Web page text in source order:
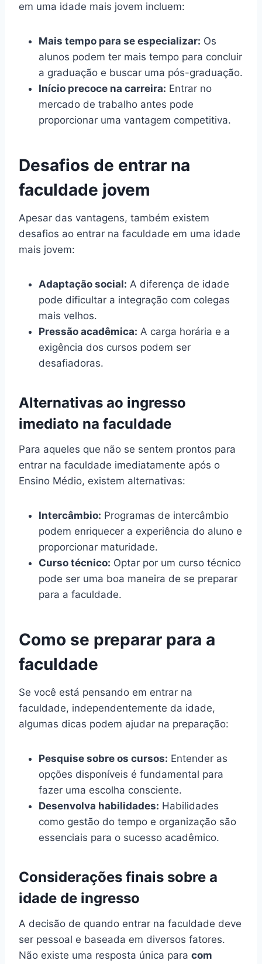
em uma idade mais jovem incluem:
Mais tempo para se especializar: Os
alunos podem ter mais tempo para concluir
a graduação e buscar uma pós-graduação.
Início precoce na carreira: Entrar no
mercado de trabalho antes pode
proporcionar uma vantagem competitiva.
Desafios de entrar na
faculdade jovem
Apesar das vantagens, também existem
desafios ao entrar na faculdade em uma idade
mais jovem:
Adaptação social: A diferença de idade
pode dificultar a integração com colegas
mais velhos.
Pressão acadêmica: A carga horária e a
exigência dos cursos podem ser
desafiadoras.
Alternativas ao ingresso
imediato na faculdade
Para aqueles que não se sentem prontos para
entrar na faculdade imediatamente após o
Ensino Médio, existem alternativas:
Intercâmbio: Programas de intercâmbio
podem enriquecer a experiência do aluno e
proporcionar maturidade.
Curso técnico: Optar por um curso técnico
pode ser uma boa maneira de se preparar
para a faculdade.
Como se preparar para a
faculdade
Se você está pensando em entrar na
faculdade, independentemente da idade,
algumas dicas podem ajudar na preparação:
Pesquise sobre os cursos: Entender as
opções disponíveis é fundamental para
fazer uma escolha consciente.
Desenvolva habilidades: Habilidades
como gestão do tempo e organização são
essenciais para o sucesso acadêmico.
Considerações finais sobre a
idade de ingresso
A decisão de quando entrar na faculdade deve
ser pessoal e baseada em diversos fatores.
Não existe uma resposta única para com